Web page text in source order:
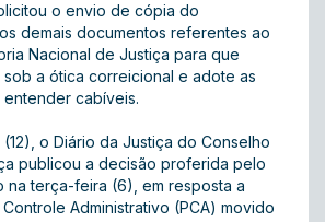
o envio de cópia do
demais documentos referentes ao
Nacional de Justiça para que
sob a ótica correicional e adote as
cabíveis.
o Diário da Justiça do Conselho
publicou a decisão proferida pelo
na terça-feira (6), em resposta a
Administrativo (PCA) movido